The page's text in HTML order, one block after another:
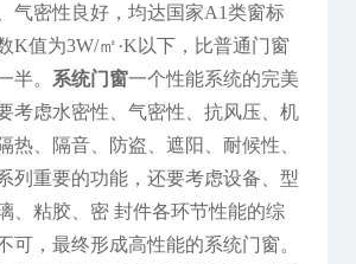
气密性良好，均达国家A1类窗标
K值为3W/㎡·K以下，比普通门窗
半。
系统门窗一个性能系统的完美
考虑水密性、气密性、抗风压、机
热、隔音、防盗、遮阳、耐候性、
列重要的功能，还要考虑设备、型
、粘胶、密 封件各环节性能的综
可，最终形成高性能的系统门窗。